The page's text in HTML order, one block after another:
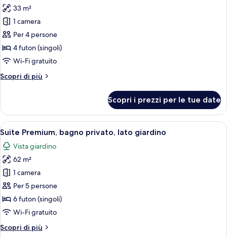
separato
le
foto
per
Camera
familiare,
fumatori,
33 m²
1 camera
Per 4 persone
4 futon (singoli)
Wi-Fi gratuito
Scopri di più
Altri
familiare,
non
fumatori,
edificio
separato
Scopri i prezzi per le tue date
Apri
tutte
le
foto
per
Suite
Premium,
bagno
privato,
lato
Una tradizionale stanza in stile
18
Suite Premium, bagno privato, lato giardino
Vista giardino
62 m²
1 camera
Per 5 persone
6 futon (singoli)
Wi-Fi gratuito
Scopri di più
Altri